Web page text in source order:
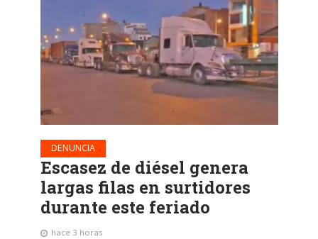
DENUNCIA
Escasez de diésel genera
largas filas en surtidores
durante este feriado
hace 3 horas